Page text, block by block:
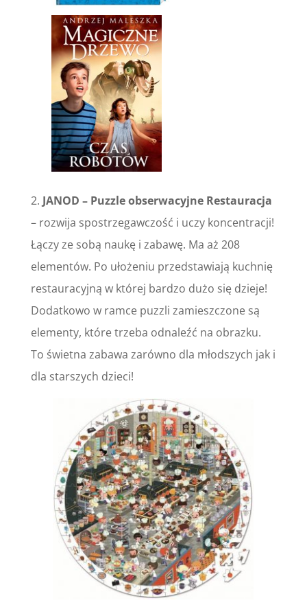
2. JANOD – Puzzle obserwacyjne Restauracja
– rozwija spostrzegawczość i uczy koncentracji!
Łączy ze sobą naukę i zabawę. Ma aż 208
elementów. Po ułożeniu przedstawiają kuchnię
restauracyjną w której bardzo dużo się dzieje!
Dodatkowo w ramce puzzli zamieszczone są
elementy, które trzeba odnaleźć na obrazku.
To świetna zabawa zarówno dla młodszych jak i
dla starszych dzieci!